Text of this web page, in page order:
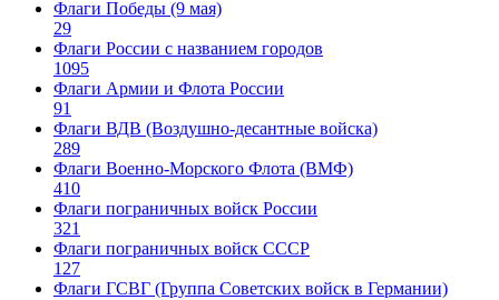
Флаги Победы (9 мая)
29
Флаги России с названием городов
1095
Флаги Армии и Флота России
91
Флаги ВДВ (Воздушно-десантные войска)
289
Флаги Военно-Морского Флота (ВМФ)
410
Флаги пограничных войск России
321
Флаги пограничных войск СССР
127
Флаги ГСВГ (Группа Советских войск в Германии)